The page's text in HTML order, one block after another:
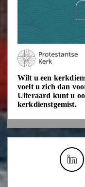
Wilt u een
voelt u zich dan
Uiteraard kunt u
kerkdienstgemist.